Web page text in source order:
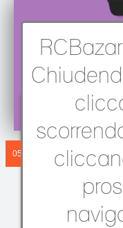
Home / Rally e
05 MAG 2008
Il